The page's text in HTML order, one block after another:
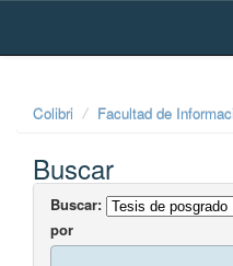
Skip
Colibri Facultad de
Buscar
Buscar:
por